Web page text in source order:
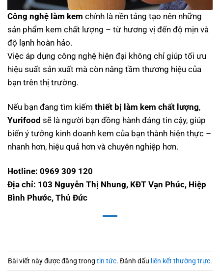
Công nghệ làm kem chính là nền tảng tạo nên những
sản phẩm kem chất lượng – từ hương vị đến độ mịn và
độ lạnh hoàn hảo.
Việc áp dụng công nghệ hiện đại không chỉ giúp tối ưu
hiệu suất sản xuất mà còn nâng tầm thương hiệu của
bạn trên thị trường.
Nếu bạn đang tìm kiếm thiết bị làm kem chất lượng,
Yurifood sẽ là người bạn đồng hành đáng tin cậy, giúp
biến ý tưởng kinh doanh kem của bạn thành hiện thực –
nhanh hơn, hiệu quả hơn và chuyên nghiệp hơn.
Hotline: 0969 309 120
Địa chỉ: 103 Nguyễn Thị Nhung, KĐT Vạn Phúc, Hiệp
Bình Phước, Thủ Đức
Bài viết này được đăng trong tin tức. Đánh dấu liên kết thường trực.